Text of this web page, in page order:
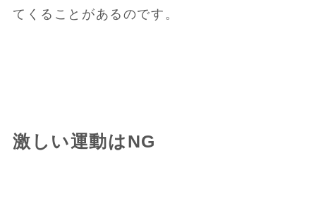
てくることがあるのです。
激しい運動はNG